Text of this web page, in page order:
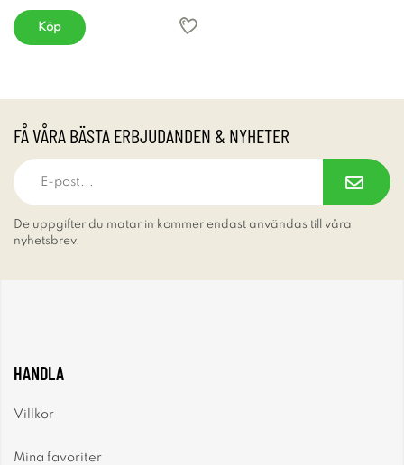
Köp
FÅ VÅRA BÄSTA ERBJUDANDEN & NYHETER
De uppgifter du matar in kommer endast användas till våra
nyhetsbrev.
HANDLA
Villkor
Mina favoriter